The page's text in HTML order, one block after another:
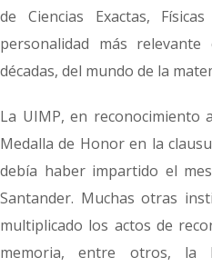
de Ciencias Exactas,
personalidad más
décadas, del mundo de la
La UIMP, en reconocimiento
Medalla de Honor en la
debía haber impartido el
Santander. Muchas otras
multiplicado los actos de
memoria, entre otros, la